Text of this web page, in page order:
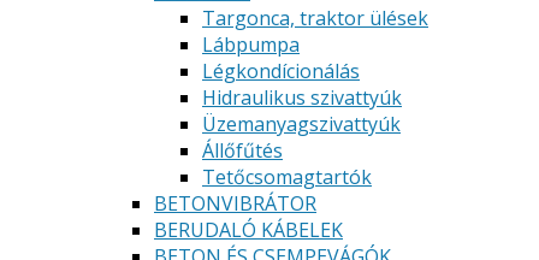
Targonca, traktor ülések
Lábpumpa
Légkondícionálás
Hidraulikus szivattyúk
Üzemanyagszivattyúk
Állőfűtés
Tetőcsomagtartók
BETONVIBRÁTOR
BERUDALÓ KÁBELEK